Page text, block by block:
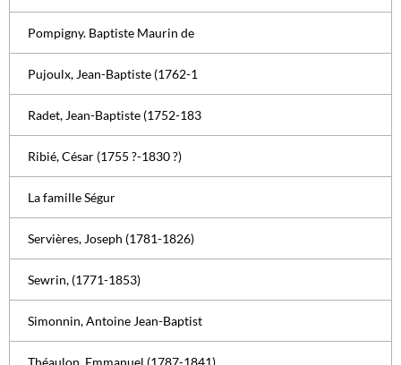
Pompigny. Baptiste Maurin de
Pujoulx, Jean-Baptiste (1762-1
Radet, Jean-Baptiste (1752-183
Ribié, César (1755 ?-1830 ?)
La famille Ségur
Servières, Joseph (1781-1826)
Sewrin, (1771-1853)
Simonnin, Antoine Jean-Baptist
Théaulon, Emmanuel (1787-1841)